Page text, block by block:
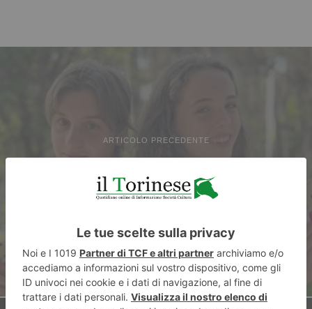
ARTICOLO PRECEDENTE
Primo titolo per la ValleBelbo
Sport ai Regionali Assoluti